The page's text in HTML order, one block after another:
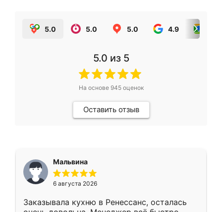
5.0 5.0 5.0 4.9
5.0 из 5
На основе 945оценок
Оставить отзыв
Мальвина
6 августа 2026
Заказывала кухню в Ренессанс, осталась